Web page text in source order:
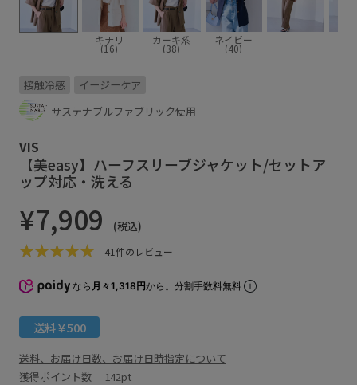
キナリ
(16)
カーキ系
(38)
ネイビー
(40)
接触冷感
イージーケア
サステナブルファブリック使用
VIS
【美easy】ハーフスリーブジャケット/セットア
ップ対応・洗える
¥7,909 (税込)
41件のレビュー
なら 月々1,318円から。分割手数料無料
送料￥500
送料、お届け日数、お届け日時指定について
獲得ポイント数 142pt